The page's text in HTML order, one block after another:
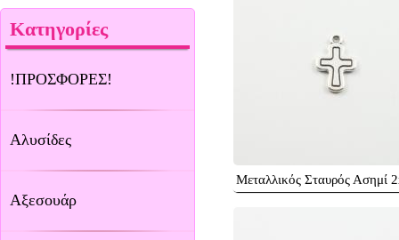
Κατηγορίες
!ΠΡΟΣΦΟΡΕΣ!
Αλυσίδες
Αξεσουάρ
Μεταλλικός Σταυρός Ασημί